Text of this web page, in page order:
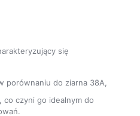
się
porównaniu do ziarna 38A,
, co czyni go idealnym do